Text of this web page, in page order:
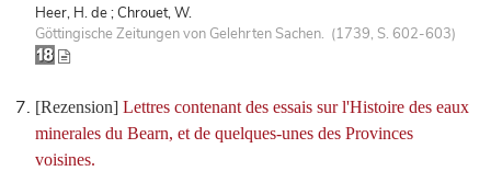
Heer, H. de ; Chrouet, W.
Göttingische Zeitungen von Gelehrten Sachen. (1739, S. 602-603)
[Rezension] Lettres contenant des essais sur l'Histoire des eaux
minerales du Bearn, et de quelques-unes des Provinces
voisines.